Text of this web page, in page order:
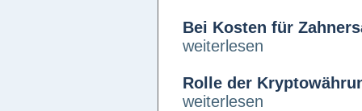
Bei Kosten für
weiterlesen
Rolle der
weiterlesen